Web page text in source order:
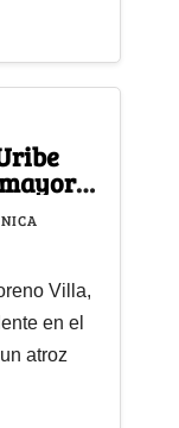
Villa,
en el
atroz